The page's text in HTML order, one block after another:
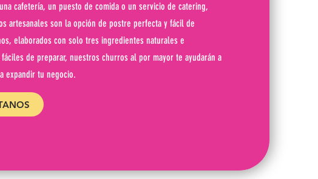
cafetería, un puesto de comida o un servicio de catering,
artesanales son la opción de postre perfecta y fácil de
elaborados con solo tres ingredientes naturales e
de preparar, nuestros churros al por mayor te ayudarán a
expandir tu negocio.